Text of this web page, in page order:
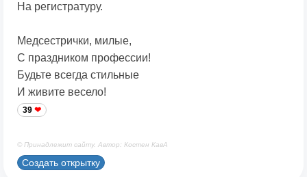
На регистратуру.
Медсестрички, милые,
С праздником профессии!
Будьте всегда стильные
И живите весело!
39
© Принадлежит сайту. Автор: Костен КавА
Создать открытку